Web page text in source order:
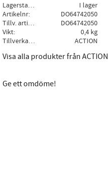
Lagerstatus
I lager
Artikelnr
DO64742050
Tillv. artikelnr
DO64742050
Vikt
0,4 kg
Tillverkare
ACTION
Visa alla produkter från ACTION
Ge ett omdöme!